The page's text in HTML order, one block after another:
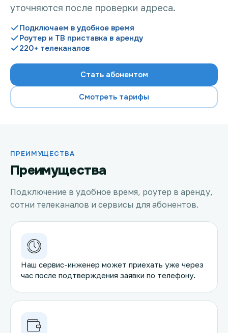
TV+
Проверить возможность подключения
Новости
Акции
Заявка на подбор тарифа
Подключиться к КазахТелеком
уточняются после проверки адреса.
Подключаем в удобное время
Роутер и ТВ приставка в аренду
220+ телеканалов
Стать абонентом
Смотреть тарифы
ПРЕИМУЩЕСТВА
Преимущества
Подключение в удобное время, роутер в аренду,
сотни телеканалов и сервисы для абонентов.
Наш сервис-инженер может приехать уже через
час после подтверждения заявки по телефону.